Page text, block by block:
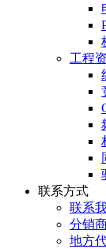
工程
联系方式
联系
分销
地方